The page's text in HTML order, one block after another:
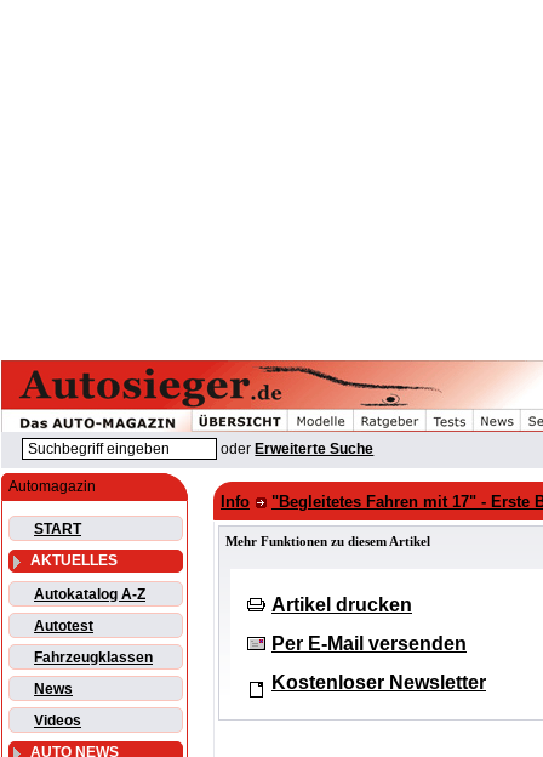
oder Erweiterte Suche
Automagazin
START
AKTUELLES
Autokatalog A-Z
Autotest
Fahrzeugklassen
News
Videos
AUTO NEWS
Info "Begleitetes Fahren mit 17" - Erste
Mehr Funktionen zu diesem Artikel
Artikel drucken
Per E-Mail versenden
Kostenloser Newsletter